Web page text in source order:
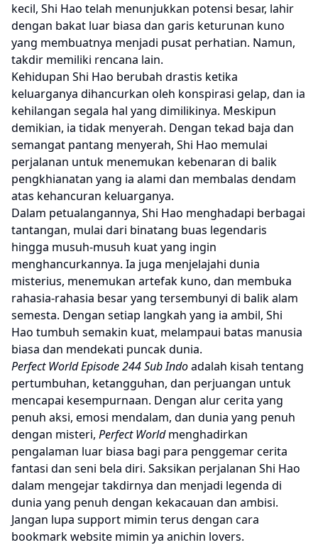
kecil, Shi Hao telah menunjukkan potensi besar, lahir
dengan bakat luar biasa dan garis keturunan kuno
yang membuatnya menjadi pusat perhatian. Namun,
takdir memiliki rencana lain.
Kehidupan Shi Hao berubah drastis ketika
keluarganya dihancurkan oleh konspirasi gelap, dan ia
kehilangan segala hal yang dimilikinya. Meskipun
demikian, ia tidak menyerah. Dengan tekad baja dan
semangat pantang menyerah, Shi Hao memulai
perjalanan untuk menemukan kebenaran di balik
pengkhianatan yang ia alami dan membalas dendam
atas kehancuran keluarganya.
Dalam petualangannya, Shi Hao menghadapi berbagai
tantangan, mulai dari binatang buas legendaris
hingga musuh-musuh kuat yang ingin
menghancurkannya. Ia juga menjelajahi dunia
misterius, menemukan artefak kuno, dan membuka
rahasia-rahasia besar yang tersembunyi di balik alam
semesta. Dengan setiap langkah yang ia ambil, Shi
Hao tumbuh semakin kuat, melampaui batas manusia
biasa dan mendekati puncak dunia.
Perfect World Episode 244 Sub Indoadalah kisah tentang
pertumbuhan, ketangguhan, dan perjuangan untuk
mencapai kesempurnaan. Dengan alur cerita yang
penuh aksi, emosi mendalam, dan dunia yang penuh
dengan misteri, Perfect Worldmenghadirkan
pengalaman luar biasa bagi para penggemar cerita
fantasi dan seni bela diri. Saksikan perjalanan Shi Hao
dalam mengejar takdirnya dan menjadi legenda di
dunia yang penuh dengan kekacauan dan ambisi.
Jangan lupa support mimin terus dengan cara
bookmark website mimin ya anichin lovers.